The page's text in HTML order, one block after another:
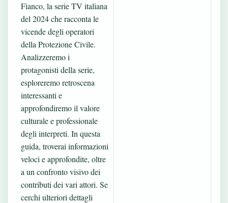
Fianco, la serie TV italiana
del 2024 che racconta le
vicende degli operatori
della Protezione Civile.
Analizzeremo i
protagonisti della serie,
esploreremo retroscena
interessanti e
approfondiremo il valore
culturale e professionale
degli interpreti. In questa
guida, troverai informazioni
veloci e approfondite, oltre
a un confronto visivo dei
contributi dei vari attori. Se
cerchi ulteriori dettagli